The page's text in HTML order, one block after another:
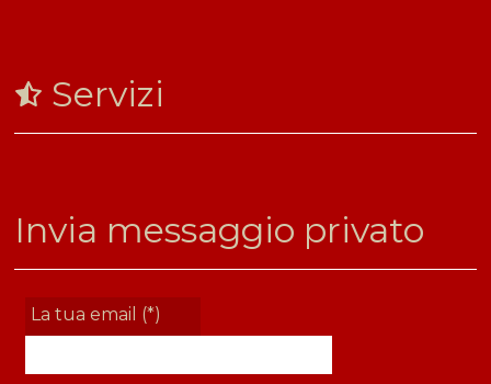
Servizi
Invia messaggio privato
La tua email (*)